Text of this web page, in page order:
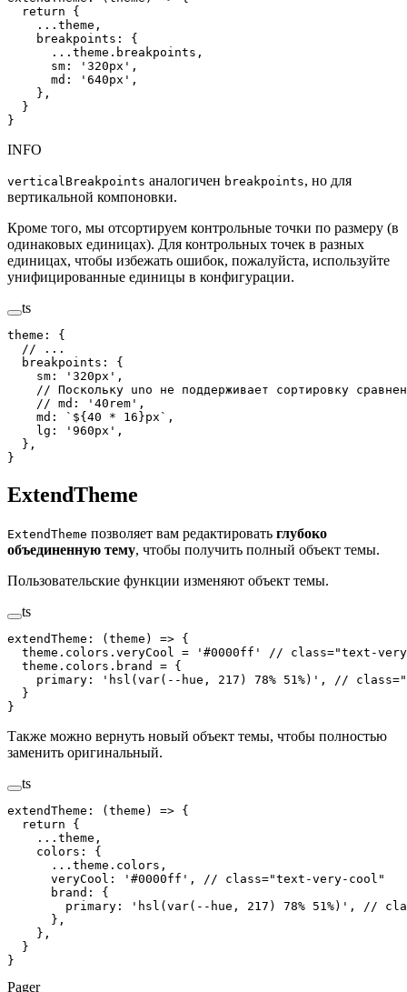
  return
{
    ...
theme ,
    breakpoints
: {
      ...
theme . breakpoints ,
      sm
: ' 320px ' ,
      md
: ' 640px ' ,
    },
  }
}
INFO
verticalBreakpoints аналогичен breakpoints, но для
вертикальной компоновки.
Кроме того, мы отсортируем контрольные точки по размеру (в
одинаковых единицах). Для контрольных точек в разных
единицах, чтобы избежать ошибок, пожалуйста, используйте
унифицированные единицы в конфигурации.
ts
theme :
{
  // ...
  breakpoints
:
{
    sm
: ' 320px ' ,
// Поскольку uno не поддерживает сортировку
    // md: '40rem',
    md
: ` ${ 40 * 16 }px ` ,
    lg
: ' 960px ' ,
  },
}
ExtendTheme
ExtendTheme позволяет вам редактировать глубоко
объединенную тему, чтобы получить полный объект темы.
Пользовательские функции изменяют объект темы.
ts
extendTheme : ( theme ) => {
  theme
. colors . veryCool = ' #0000ff '
// class="text-
  theme
. colors . brand
= {
    primary
: ' hsl(var(--hue, 217) 78% 51%) ' ,
//
  }
}
Также можно вернуть новый объект темы, чтобы полностью
заменить оригинальный.
ts
extendTheme : ( theme ) => {
  return
{
    ...
theme ,
    colors
: {
      ...
theme . colors ,
      veryCool
: ' #0000ff ' ,
// class="text-very-cool"
      brand
: {
        primary
: ' hsl(var(--hue, 217) 78% 51%) ' ,
//
      },
    },
  }
}
Pager